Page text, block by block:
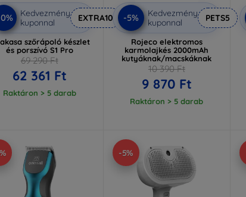
Kedvezmény
kuponnal
EXTRA10
szőrápoló készlet
és porszívó S1 Pro
69 290 Ft
62 361 Ft
Raktáron > 5 darab
-5%
Kedvezmény
kuponnal
PETS5
Rojeco elektromos
karmolajkés 2000mAh
kutyáknak/macskáknak
10 390 Ft
9 870 Ft
Raktáron > 5 darab
-5%